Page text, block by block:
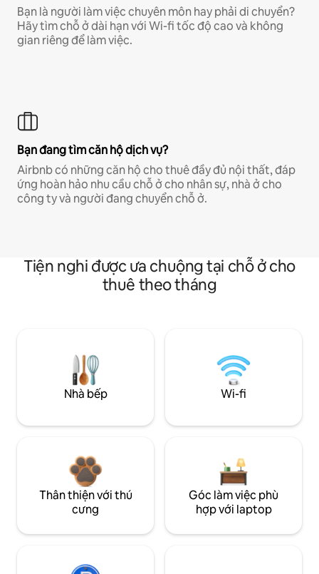
Bạn là người làm việc chuyên môn hay phải di chuyển?
Hãy tìm chỗ ở dài hạn với Wi-fi tốc độ cao và không
gian riêng để làm việc.
Bạn đang tìm căn hộ dịch vụ?
Airbnb có những căn hộ cho thuê đầy đủ nội thất, đáp
ứng hoàn hảo nhu cầu chỗ ở cho nhân sự, nhà ở cho
công ty và người đang chuyển chỗ ở.
Tiện nghi được ưa chuộng tại chỗ ở cho
thuê theo tháng
Nhà bếp Wi-fi
Thân thiện với thú
cưng
Góc làm việc phù
hợp với laptop